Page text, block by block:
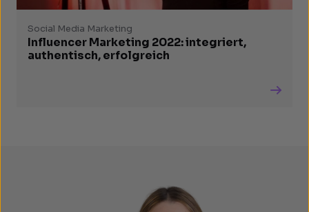
Social Media Marketing
Influencer Marketing 2022: integriert,
authentisch, erfolgreich